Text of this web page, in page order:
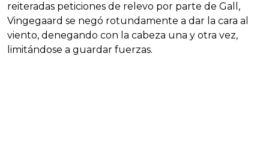
reiteradas peticiones de relevo por parte de Gall,
Vingegaard se negó rotundamente a dar la cara al
viento, denegando con la cabeza una y otra vez,
limitándose a guardar fuerzas.